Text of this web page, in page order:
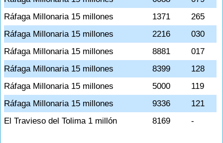
Ráfaga Millonaria 15 millones
1371
265
Ráfaga Millonaria 15 millones
2216
030
Ráfaga Millonaria 15 millones
8881
017
Ráfaga Millonaria 15 millones
8399
128
Ráfaga Millonaria 15 millones
5000
119
Ráfaga Millonaria 15 millones
9336
121
El Travieso del Tolima 1 millón
8169 -